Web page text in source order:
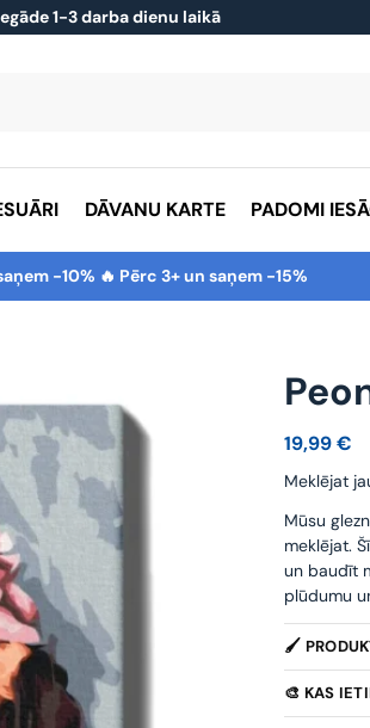
1-3 darba dienu laikā
DĀVANU KARTE PADOMI
-10% 🔥 Pērc 3+ un saņem -15%
19,99€
Meklējat
Mūsu
meklējat.
un baudīt
plūdumu
🖌️
🎨 KAS